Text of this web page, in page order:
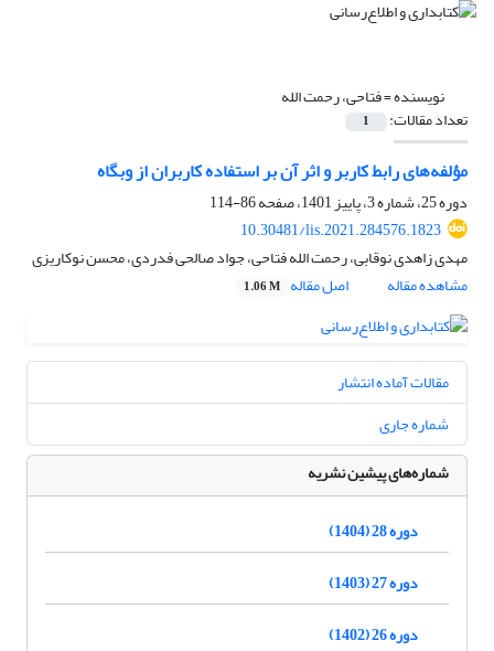
نویسنده =فتاحی، رحمت الله
تعداد مقالات: 1
مؤلفه‌های رابط کاربر و اثر آن بر استفاده کاربران از وبگاه
دوره 25، شماره 3، پاییز 1401، صفحه
86-114
10.30481/lis.2021.284576.1823
مهدی زاهدی نوقابی، رحمت الله فتاحی، جواد صالحی فدردی، محسن نوکاریزی
مشاهده مقاله
اصل مقاله 1.06 M
مقالات آماده انتشار
شماره جاری
شماره‌های پیشین نشریه
دوره 28 (1404)
دوره 27 (1403)
دوره 26 (1402)